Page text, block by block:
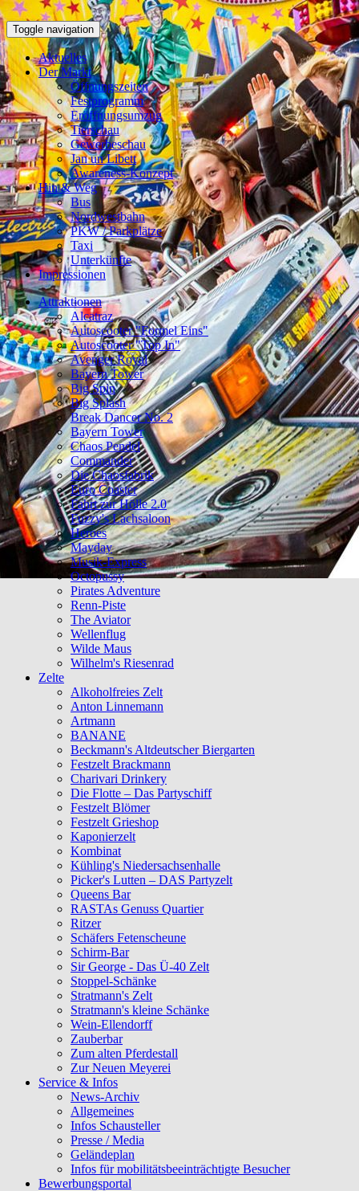
Toggle navigation
Aktuelles
Der Markt
Öffnungszeiten
Festprogramm
Eröffnungsumzug
Tierschau
Gewerbeschau
Jan un Libett
Awareness-Konzept
Hin & Weg
Bus
Nordwestbahn
PKW / Parkplätze
Taxi
Unterkünfte
Impressionen
Attraktionen
Alcatraz
Autoscooter "Formel Eins"
Autoscooter "Top In"
Avenger Royal
Bayern Tower
Big Spin
Big Splash
Break Dancer No. 2
Bayern Tower
Chaos Pendel
Commander
Die Chaosfabrik
Euro Coaster
Fahrt zur Hölle 2.0
Fuzzy's Lachsaloon
Heroes
Mayday
Musik-Express
Octopussy
Pirates Adventure
Renn-Piste
The Aviator
Wellenflug
Wilde Maus
Wilhelm's Riesenrad
Zelte
Alkoholfreies Zelt
Anton Linnemann
Artmann
BANANE
Beckmann's Altdeutscher Biergarten
Festzelt Brackmann
Charivari Drinkery
Die Flotte – Das Partyschiff
Festzelt Blömer
Festzelt Grieshop
Kaponierzelt
Kombinat
Kühling's Niedersachsenhalle
Picker's Lutten – DAS Partyzelt
Queens Bar
RASTAs Genuss Quartier
Ritzer
Schäfers Fetenscheune
Schirm-Bar
Sir George - Das Ü-40 Zelt
Stoppel-Schänke
Stratmann's Zelt
Stratmann's kleine Schänke
Wein-Ellendorff
Zauberbar
Zum alten Pferdestall
Zur Neuen Meyerei
Service & Infos
News-Archiv
Allgemeines
Infos Schausteller
Presse / Media
Geländeplan
Infos für mobilitätsbeeinträchtigte Besucher
Bewerbungsportal